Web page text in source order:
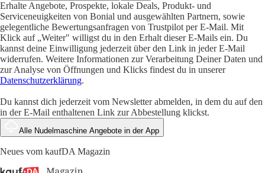
Erhalte Angebote, Prospekte, lokale Deals, Produkt- und
Serviceneuigkeiten von Bonial und ausgewählten Partnern, sowie
gelegentliche Bewertungsanfragen von Trustpilot per E-Mail. Mit
Klick auf „Weiter" willigst du in den Erhalt dieser E-Mails ein. Du
kannst deine Einwilligung jederzeit über den Link in jeder E-Mail
widerrufen. Weitere Informationen zur Verarbeitung Deiner Daten und
zur Analyse von Öffnungen und Klicks findest du in unserer
Datenschutzerklärung.
Du kannst dich jederzeit vom Newsletter abmelden, in dem du auf den
in der E-Mail enthaltenen Link zur Abbestellung klickst.
Alle Nudelmaschine Angebote in der App
Neues vom kaufDA Magazin